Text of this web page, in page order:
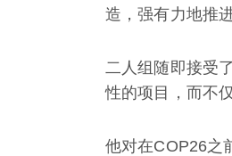
造，强有力地推
二人组随即接受
性的项目，而不
他对在COP26之